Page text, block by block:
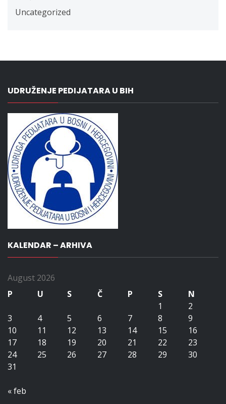
Uncategorized
UDRUŽENJE PEDIJATARA U BIH
KALENDAR – ARHIVA
August 2026
P
U S Č P S
N
1
2
3
4 5 6 7 8
9
10
11 12 13 14 15
16
17
18 19 20 21 22
23
24
25 26 27 28 29
30
31
« feb